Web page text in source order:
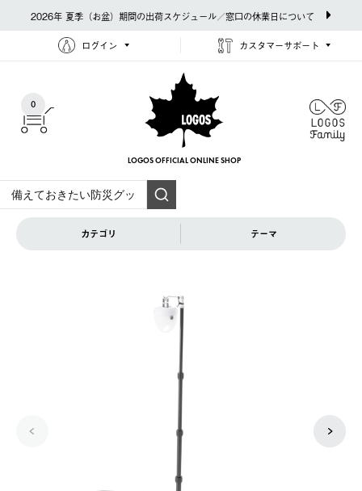
2026年 夏季（お盆）期間の出荷スケジュール／窓口の休業日について
ログイン カスタマーサポート
0
LOGOS OFFICIAL ONLINE SHOP
カテゴリ テーマ